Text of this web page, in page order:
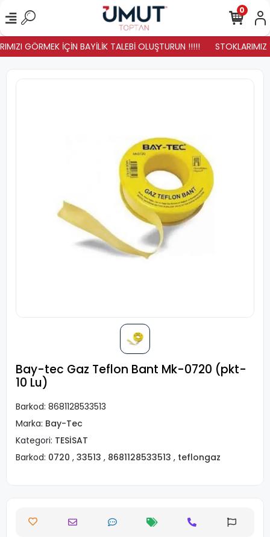
GÖRMEK İÇİN BAYİLİK TALEBİ OLUŞTURUN !!!!! STOKLARIMIZ
0
Bay-tec Gaz Teflon Bant Mk-0720 (pkt-
10 Lu)
Barkod: 8681128533513
Marka: Bay-Tec
Kategori: TESİSAT
Barkod: 0720 , 33513 , 8681128533513 , teflongaz